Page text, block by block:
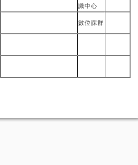
識中心
數位課群